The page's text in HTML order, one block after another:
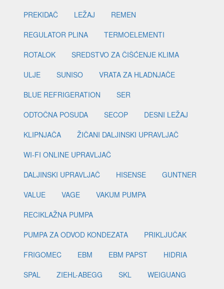
PREKIDAČ
LEŽAJ
REMEN
REGULATOR PLINA
TERMOELEMENTI
ROTALOK
SREDSTVO ZA ČIŠĆENJE KLIMA
ULJE
SUNISO
VRATA ZA HLADNJAČE
BLUE REFRIGERATION
SER
ODTOČNA POSUDA
SECOP
DESNI LEŽAJ
KLIPNJAČA
ŽIČANI DALJINSKI UPRAVLJAČ
WI-FI ONLINE UPRAVLJAČ
DALJINSKI UPRAVLJAČ
HISENSE
GUNTNER
VALUE
VAGE
VAKUM PUMPA
RECIKLAŽNA PUMPA
PUMPA ZA ODVOD KONDEZATA
PRIKLJUČAK
FRIGOMEC
EBM EBM PAPST
HIDRIA
SPAL
ZIEHL-ABEGG SKL WEIGUANG